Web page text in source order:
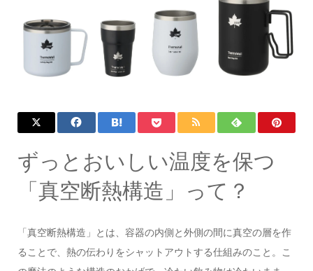
ずっとおいしい温度を保つ
「真空断熱構造」って？
「真空断熱構造」とは、容器の内側と外側の間に真空の層を作
ることで、熱の伝わりをシャットアウトする仕組みのこと。こ